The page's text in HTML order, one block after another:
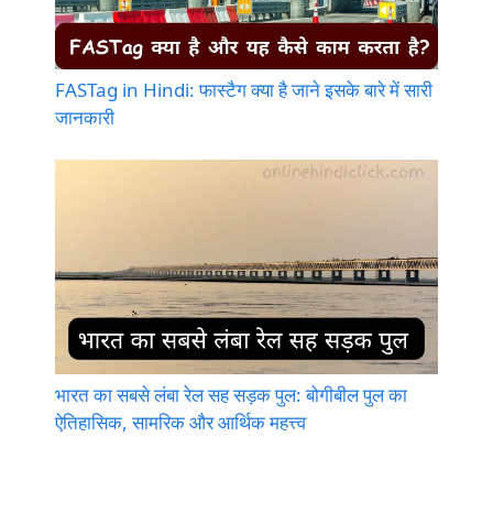
FASTag in Hindi: फास्टैग क्या है जाने इसके बारे में सारी
जानकारी
भारत का सबसे लंबा रेल सह सड़क पुल: बोगीबील पुल का
ऐतिहासिक, सामरिक और आर्थिक महत्त्व